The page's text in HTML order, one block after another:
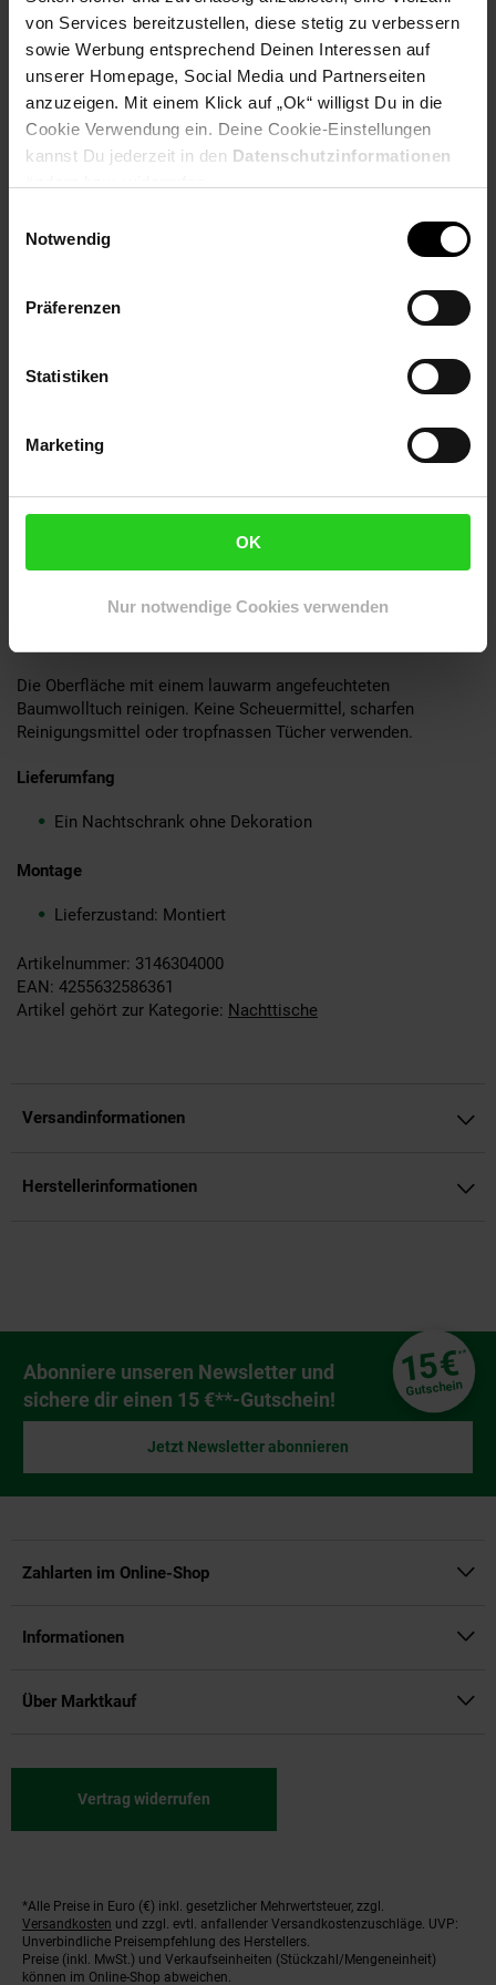
von Services bereitzustellen, diese stetig zu verbessern
sowie Werbung entsprechend Deinen Interessen auf
unserer Homepage, Social Media und Partnerseiten
anzuzeigen. Mit einem Klick auf „Ok“ willigst Du in die
Cookie Verwendung ein. Deine Cookie-Einstellungen
kannst Du jederzeit in den Datenschutzinformationen
Notwendig
Präferenzen
Statistiken
Marketing
OK
Nur notwendige Cookies verwenden
Abmessungen
Breite: 60 cm
Höhe: 60 cm
Tiefe: 40 cm
Gestell: Schwarz (matt)
die Holzmaserungen ist jedes Nachtkästchen ein
absolutes Unikat
Hohe Stabilität durch das verarbeitete Massivholz in
Die Oberfläche des Kästchens ist mit einem schützenden
Klarlack überzogen
Tischplatte: Massivholz Sheesham
Die Oberfläche mit einem lauwarm angefeuchteten
Baumwolltuch reinigen. Keine Scheuermittel, scharfen
Reinigungsmittel oder tropfnassen Tücher verwenden.
Lieferumfang
Ein Nachtschrank ohne Dekoration
Montage
Lieferzustand: Montiert
Artikelnummer: 3146304000
EAN: 4255632586361
Artikel gehört zur Kategorie: Nachttische
Versandinformationen
Herstellerinformationen
Newsletter Anmeldung
Abonniere unseren Newsletter und
sichere dir einen 15 €**-Gutschein!
15€**
Gutschein
Jetzt Newsletter abonnieren
Zahlarten im Online-Shop
Informationen
Über Marktkauf
Vertrag widerrufen
Fußnoten
*Alle Preise in Euro (€) inkl. gesetzlicher Mehrwertsteuer, zzgl.
Versandkosten und zzgl. evtl. anfallender Versandkostenzuschläge. UVP:
Unverbindliche Preisempfehlung des Herstellers.
Preise (inkl. MwSt.) und Verkaufseinheiten (Stückzahl/Mengeneinheit)
können im Online-Shop abweichen.